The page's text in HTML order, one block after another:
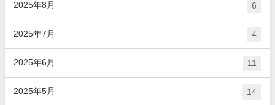
2025年8月 6
2025年7月 4
2025年6月 11
2025年5月 14